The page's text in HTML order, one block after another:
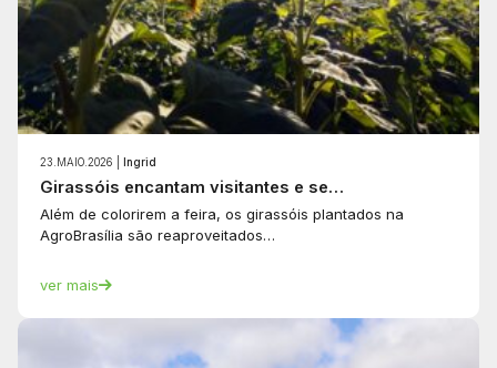
23.MAIO.2026 | Ingrid
Girassóis encantam visitantes e se…
Além de colorirem a feira, os girassóis plantados na
AgroBrasília são reaproveitados…
ver mais